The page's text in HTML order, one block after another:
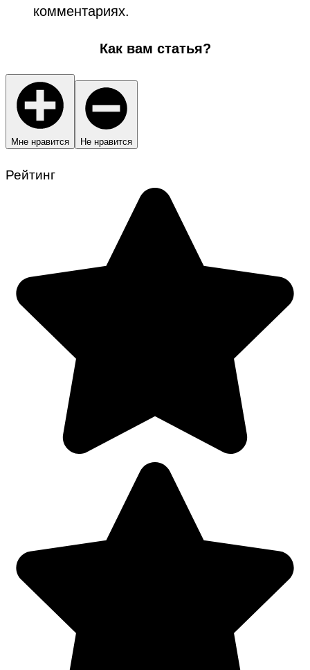
комментариях.
Как вам статья?
Мне нравится Не нравится
Рейтинг